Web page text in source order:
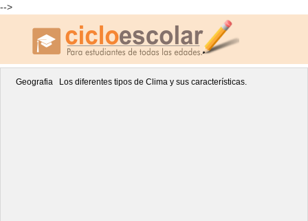
-->
Geografia Los diferentes tipos de Clima y sus características.